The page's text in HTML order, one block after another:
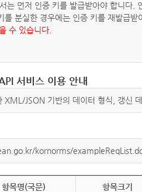
는 먼저 인증 키를 발급받아야 합니다
를 분실한 경우에는 인증 키를 재발급받
수 있습니다.
서비스 이용 안내
XML/JSON 기반의 데이터 형식, 갱신
kornorms/
항목명(국문) 항목크기